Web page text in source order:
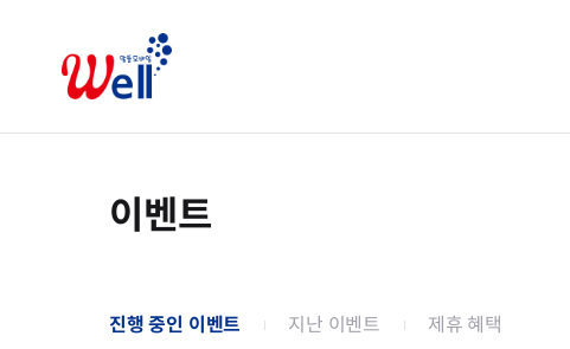
이벤트
진행 중인 이벤트 지난 이벤트 제휴 혜택